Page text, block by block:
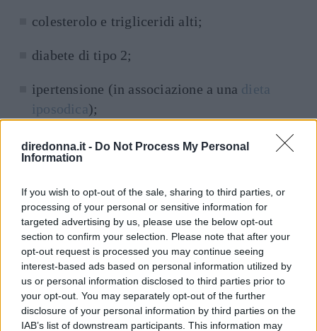
diredonna.it - Do Not Process My Personal
Information
If you wish to opt-out of the sale, sharing to third parties, or
processing of your personal or sensitive information for
targeted advertising by us, please use the below opt-out
section to confirm your selection. Please note that after your
opt-out request is processed you may continue seeing
interest-based ads based on personal information utilized by
us or personal information disclosed to third parties prior to
your opt-out. You may separately opt-out of the further
disclosure of your personal information by third parties on the
IAB’s list of downstream participants. This information may
colesterolo e trigliceridi alti;
diabete di tipo 2;
ipertensione (in associazione a una dieta
iposodica);
steatosiepatica (quando si hanno depositi di
grasso nel fegato);
cardiopatia;
pancreatite;
calcoli alla cistifellea.
Andando a migliore la condizione dei disturbi e
la salute generale del corpo. Ma non solo. La